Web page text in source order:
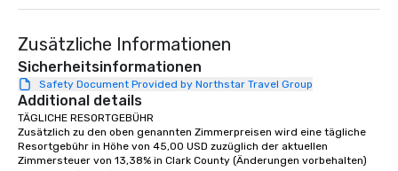
a typical sit-down
walking in between,
down at each venue
traverse along the
Zusätzliche Informationen
Sicherheitsinformationen
Safety Document Provided by Northstar Travel Group
Additional details
TÄGLICHE RESORTGEBÜHR
Zusätzlich zu den oben genannten Zimmerpreisen wird eine tägliche
Resortgebühr in Höhe von 45,00 USD zuzüglich der aktuellen
Zimmersteuer von 13,38% in Clark County (Änderungen vorbehalten)